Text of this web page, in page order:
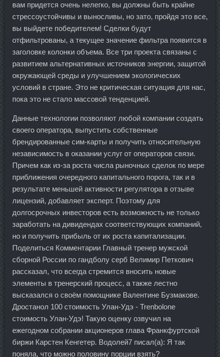
вам придется очень нелегко, вы должны быть крайне
стрессоустойчивы и выносливы, но зато, пройдя это все,
вы выйдете победителем! Сделки будут
отфильтрованы, а текущее значение фильтра появится в
заголовке колонки объема. Все три проекта связаны с
развитием альтернативных источников энергии, защитой
окружающей среды и улучшением экологических
условий в стране. Это не критическая ситуация для нас,
пока это не стало массовой тенденцией.
Данные технологии позволяют любой компании создать
своего оператора, выпустить собственные
брендированные сим-карты и получить относительную
независимость в оказании услуг от операторов связи.
Причем как из-за роста числа рыночных сделок по мере
приближения очередного капитального порога, так и в
результате меньшей активности регулятора в отзыве
лицензий, добавляет эксперт. Поэтому для
долгосрочных инвесторов есть возможность не только
заработать на дивидендах соответствующих компаний,
но и получить прибыль от их роста капитализации.
Поделиться Комментарии Главный тренер мужской
сборной России по гандболу серб Велимир Петкович
рассказал, что всегда стремится вносить новые
элементы в тренерский процесс, а также лестно
высказался о своём помощнике Валентине Бузмакове.
Дростанол 100 стоимость Улан-Удэ - Trenbolone
стоимость Улан-Удэ! Такую оценку озвучил на
ежегодном собрании акционеров глава Франкфуртской
биржи Карстен Кенгетер. Водолей7 писал(а): Я так
поняла, что можно половину порции взять?